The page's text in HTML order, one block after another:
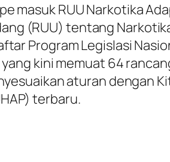
masuk RUU Narkotika
(RUU) tentang
Program Legislasi
kini memuat 64
aturan dengan
terbaru.